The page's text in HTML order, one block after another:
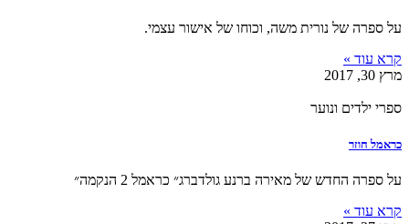
על ספרה של נורית משה, וכוחו של אישור עצמי.
קרא עוד »
מרץ 30, 2017
ספרי ילדים ונוער
כראמל חוזר
על ספרה החדש של מאירה ברנע גולדברג״ כראמל 2 הנקמה״
קרא עוד »